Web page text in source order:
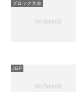
ブロック大会
JGP